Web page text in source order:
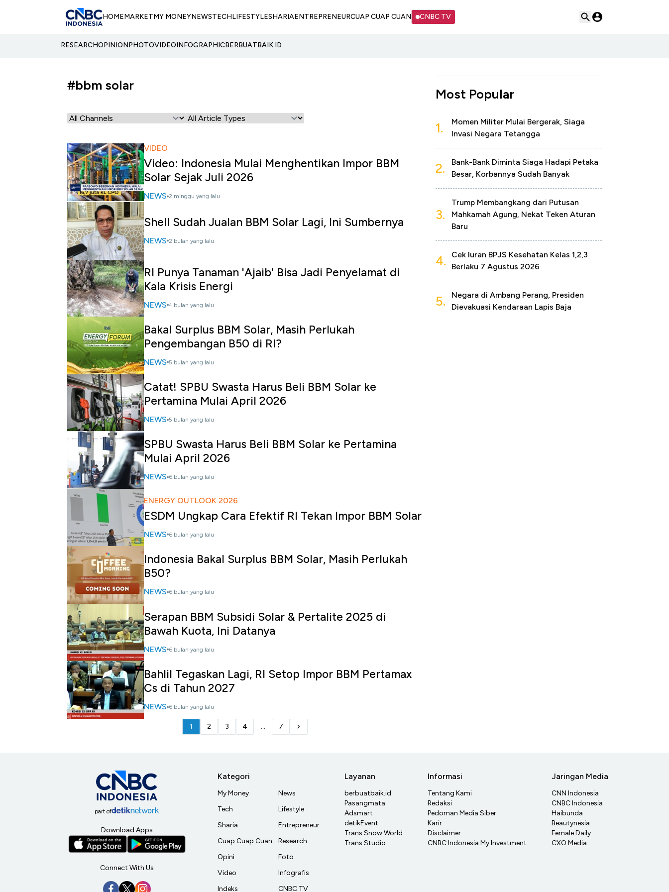
HOMEMARKETMY MONEYNEWSTECHLIFESTYLESHARIAENTREPRENEURCUAP CUAP CUAN CNBC TV
RESEARCHOPINIONPHOTOVIDEOINFOGRAPHICBERBUATBAIK.ID
#bbm solar
VIDEO
Video: Indonesia Mulai Menghentikan Impor BBM
Solar Sejak Juli 2026
NEWS 2 minggu yang lalu
Shell Sudah Jualan BBM Solar Lagi, Ini Sumbernya
NEWS 2 bulan yang lalu
RI Punya Tanaman 'Ajaib' Bisa Jadi Penyelamat di
Kala Krisis Energi
NEWS 4 bulan yang lalu
Bakal Surplus BBM Solar, Masih Perlukah
Pengembangan B50 di RI?
NEWS 5 bulan yang lalu
Catat! SPBU Swasta Harus Beli BBM Solar ke
Pertamina Mulai April 2026
NEWS 5 bulan yang lalu
SPBU Swasta Harus Beli BBM Solar ke Pertamina
Mulai April 2026
NEWS 6 bulan yang lalu
ENERGY OUTLOOK 2026
ESDM Ungkap Cara Efektif RI Tekan Impor BBM Solar
NEWS 6 bulan yang lalu
Indonesia Bakal Surplus BBM Solar, Masih Perlukah
B50?
NEWS 6 bulan yang lalu
Serapan BBM Subsidi Solar & Pertalite 2025 di
Bawah Kuota, Ini Datanya
NEWS 6 bulan yang lalu
Bahlil Tegaskan Lagi, RI Setop Impor BBM Pertamax
Cs di Tahun 2027
NEWS 6 bulan yang lalu
1 2 3 4 ... 7
Most Popular
1.
Momen Militer Mulai Bergerak, Siaga
Invasi Negara Tetangga
2.
Bank-Bank Diminta Siaga Hadapi Petaka
Besar, Korbannya Sudah Banyak
3.
Trump Membangkang dari Putusan
Mahkamah Agung, Nekat Teken Aturan
Baru
4.
Cek Iuran BPJS Kesehatan Kelas 1,2,3
Berlaku 7 Agustus 2026
5.
Negara di Ambang Perang, Presiden
Dievakuasi Kendaraan Lapis Baja
part of
Download Apps
Connect With Us
Kategori
My Money
Tech
Sharia
Cuap Cuap Cuan
Opini
Video
Indeks
News
Lifestyle
Entrepreneur
Research
Foto
Infografis
CNBC TV
Layanan
berbuatbaik.id
Pasangmata
Adsmart
detikEvent
Trans Snow World
Trans Studio
Informasi
Tentang Kami
Redaksi
Pedoman Media Siber
Karir
Disclaimer
CNBC Indonesia My Investment
Jaringan Media
CNN Indonesia
CNBC Indonesia
Haibunda
Beautynesia
Female Daily
CXO Media